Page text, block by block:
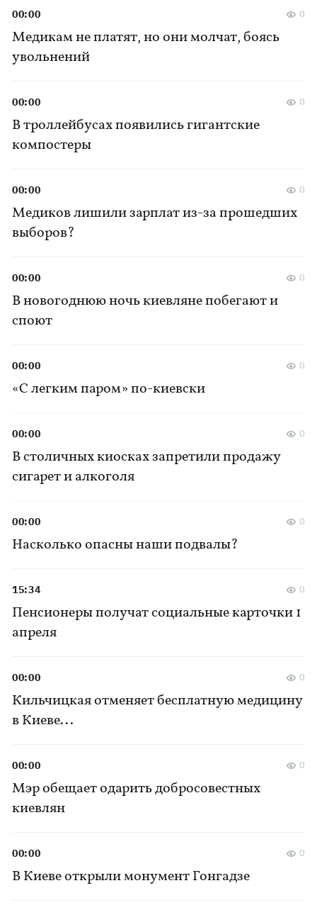
Медикам не платят, но они молчат, боясь
увольнений
00:00 0
В троллейбусах появились гигантские
компостеры
00:00 0
Медиков лишили зарплат из-за прошедших
выборов?
00:00 0
В новогоднюю ночь киевляне побегают и
споют
00:00 0
«С легким паром» по-киевски
00:00 0
В столичных киосках запретили продажу
сигарет и алкоголя
00:00 0
Насколько опасны наши подвалы?
00:00 0
Пенсионеры получат социальные карточки 1
апреля
15:34 0
Кильчицкая отменяет бесплатную медицину
в Киеве...
00:00 0
Мэр обещает одарить добросовестных
киевлян
00:00 0
В Киеве открыли монумент Гонгадзе
00:00 0